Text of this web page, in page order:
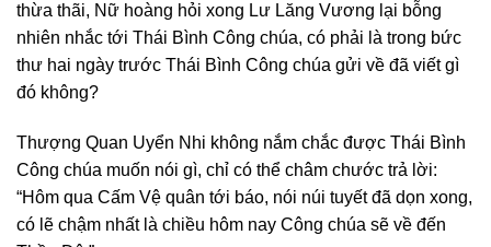
thừa thãi, Nữ hoàng hỏi xong Lư Lăng Vương lại bỗng
nhiên nhắc tới Thái Bình Công chúa, có phải là trong bức
thư hai ngày trước Thái Bình Công chúa gửi về đã viết gì
đó không?
Thượng Quan Uyển Nhi không nắm chắc được Thái Bình
Công chúa muốn nói gì, chỉ có thể châm chước trả lời:
“Hôm qua Cấm Vệ quân tới báo, nói núi tuyết đã dọn xong,
có lẽ chậm nhất là chiều hôm nay Công chúa sẽ về đến